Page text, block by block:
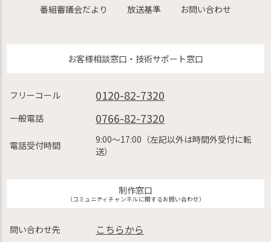
番組審議会だより
放送基準 お問い合わせ
お客様相談窓口・技術サポート窓口
フリーコール 0120-82-7320
一般電話 0766-82-7320
電話受付時間
9:00〜17:00（左記以外は時間外受付に転
送）
制作窓口
（コミュニティチャンネルに関するお問い合わせ）
問い合わせ先 こちらから